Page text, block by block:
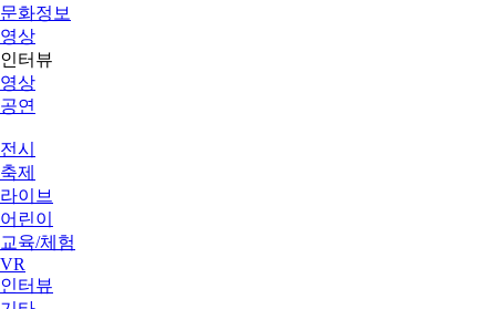
문화정보
영상
인터뷰
영상
공연
전시
축제
라이브
어린이
교육/체험
VR
인터뷰